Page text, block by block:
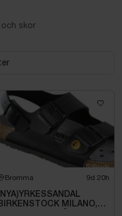
och skor
Bromma 9d 20h
BIRKENSTOCK MILANO,